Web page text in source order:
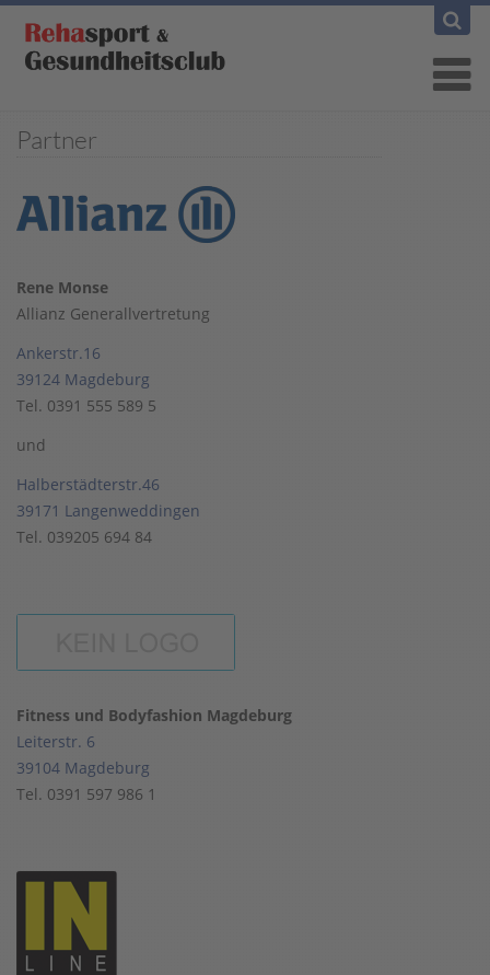
Partner
Rene Monse
Allianz Generallvertretung
Ankerstr.16
39124 Magdeburg
Tel. 0391 555 589 5
und
Halberstädterstr.46
39171 Langenweddingen
Tel. 039205 694 84
Fitness und Bodyfashion Magdeburg
Leiterstr. 6
39104 Magdeburg
Tel. 0391 597 986 1